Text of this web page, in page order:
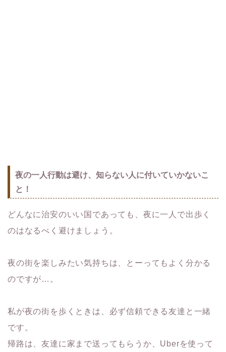
夜の一人行動は避け、知らない人に付いていかないこ
と！
どんなに治安のいい国であっても、夜に一人で出歩く
のはなるべく避けましょう。
夜の街を楽しみたい気持ちは、とーってもよく分かる
のですが…。
私が夜の街を歩くときは、必ず信頼できる友達と一緒
です。
帰路は、友達に家まで送ってもらうか、Uberを使って